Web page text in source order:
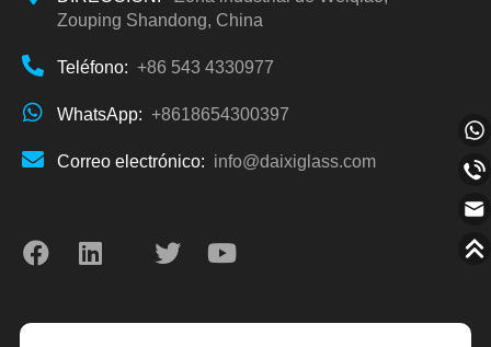
Zouping Shandong, China
Teléfono: +86 543 4330977
WhatsApp: +8618654300397
Correo electrónico: info@daixiglass.com